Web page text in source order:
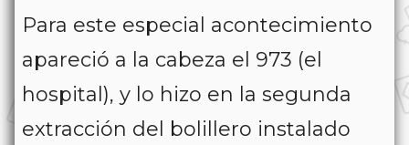
Para este especial acontecimiento
apareció a la cabeza el 973 (el
hospital), y lo hizo en la segunda
extracción del bolillero instalado